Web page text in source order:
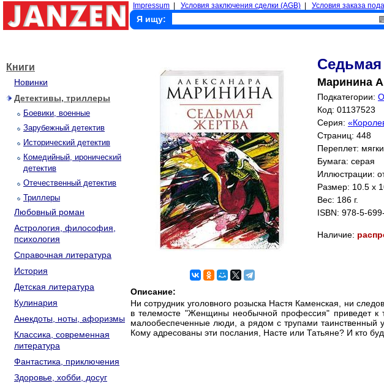
Impressum Условия заключения сделки (AGB) Условия заказа
Я ищу:
Книги
Новинки
Детективы, триллеры
Боевики, военные
Зарубежный детектив
Исторический детектив
Комедийный, иронический
детектив
Отечественный детектив
Триллеры
Любовный роман
Астрология, философия,
психология
Справочная литература
История
Детская литература
Кулинария
Анекдоты, ноты, афоризмы
Классика, современная
литература
Фантастика, приключения
Здоровье, хобби, досуг
Маринина
Подкатегории:
Код: 01137523
Серия:
Страниц: 448
Переплет:
Бумага: серая
Иллюстрации:
Размер: 10.5 x
Вес: 186 г.
ISBN: 978-5-
Наличие:
Описание:
Ни сотрудник уголовного розыска Настя Каменская, ни
в телемосте "Женщины необычной профессия" приведет к
малообеспеченные люди, а рядом с трупами таинственный
Кому адресованы эти послания, Насте или Татьяне? И кто